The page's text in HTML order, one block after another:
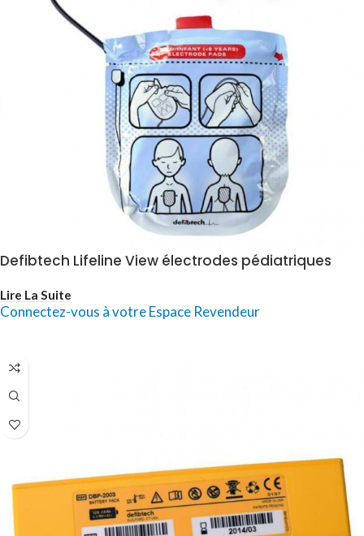
Defibtech Lifeline View électrodes pédiatriques
Lire La Suite
Connectez-vous à votre Espace Revendeur